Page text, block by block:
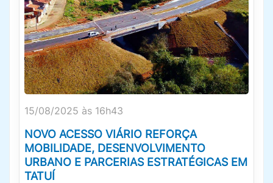
15/08/2025 às 16h43
NOVO ACESSO VIÁRIO REFORÇA
MOBILIDADE, DESENVOLVIMENTO
URBANO E PARCERIAS ESTRATÉGICAS EM
TATUÍ